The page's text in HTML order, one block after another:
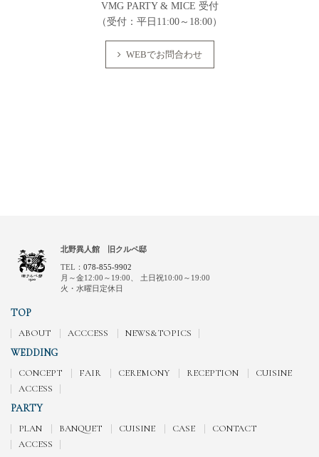
VMG PARTY & MICE 受付
（受付：平日11:00～18:00）
WEBでお問合わせ
北野異人館 旧クルペ邸
TEL： 078-855-9902
月～金12:00～19:00、
土日祝10:00～19:00
火・水曜日定休日
TOP
ABOUT ACCCESS NEWS&TOPICS
WEDDING
CONCEPT FAIR CEREMONY RECEPTION
CUISINE
ACCESS
PARTY
PLAN BANQUET CUISINE CASE
CONTACT
ACCESS